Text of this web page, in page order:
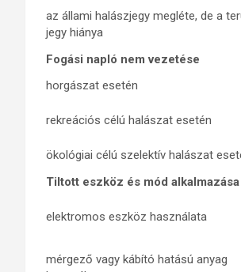
az állami halászjegy megléte, de a
jegy hiánya
Fogási napló nem vezetése
horgászat esetén
rekreációs célú halászat esetén
ökológiai célú szelektív halászat
Tiltott eszköz és mód alkalmazása
elektromos eszköz használata
mérgező vagy kábító hatású anyag